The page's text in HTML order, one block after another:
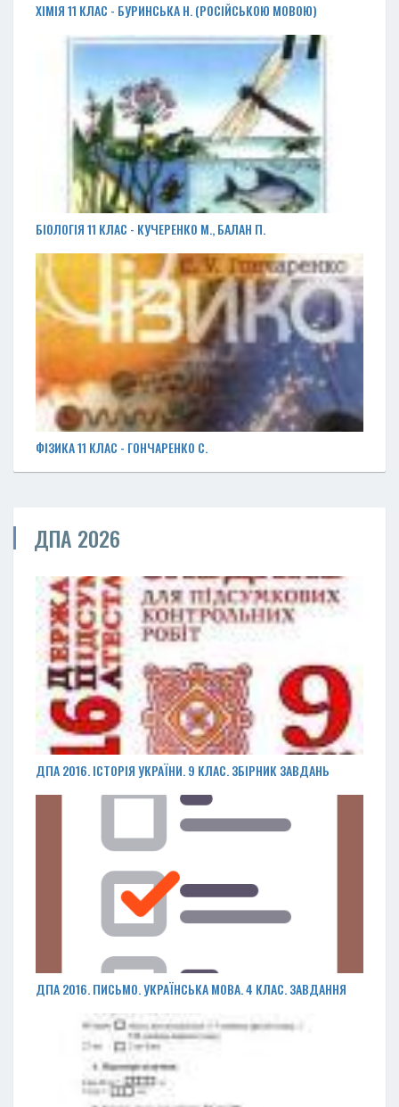
ХІМІЯ 11 КЛАС - БУРИНСЬКА Н. (РОСІЙСЬКОЮ МОВОЮ)
БІОЛОГІЯ 11 КЛАС - КУЧЕРЕНКО М., БАЛАН П.
ФІЗИКА 11 КЛАС - ГОНЧАРЕНКО С.
ДПА 2026
ДПА 2016. ІСТОРІЯ УКРАЇНИ. 9 КЛАС. ЗБІРНИК ЗАВДАНЬ
ДПА 2016. ПИСЬМО. УКРАЇНСЬКА МОВА. 4 КЛАС. ЗАВДАННЯ